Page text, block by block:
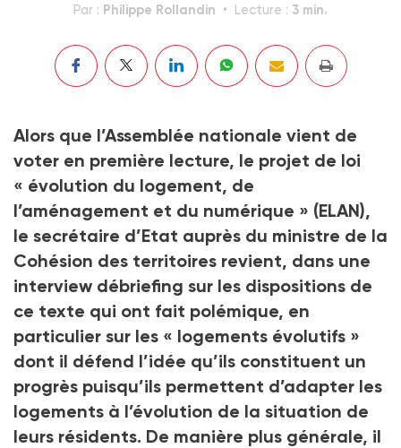
Par : Philippe Rollandin Lecture : 3 min.
Alors que l’Assemblée nationale vient de
voter en première lecture, le projet de loi
« évolution du logement, de
l’aménagement et du numérique » (ELAN),
le secrétaire d’Etat auprès du ministre de la
Cohésion des territoires revient, dans une
interview débriefing sur les dispositions de
ce texte qui ont fait polémique, en
particulier sur les « logements évolutifs »
dont il défend l’idée qu’ils constituent un
progrès puisqu’ils permettent d’adapter les
logements à l’évolution de la situation de
leurs résidents. De manière plus générale, il